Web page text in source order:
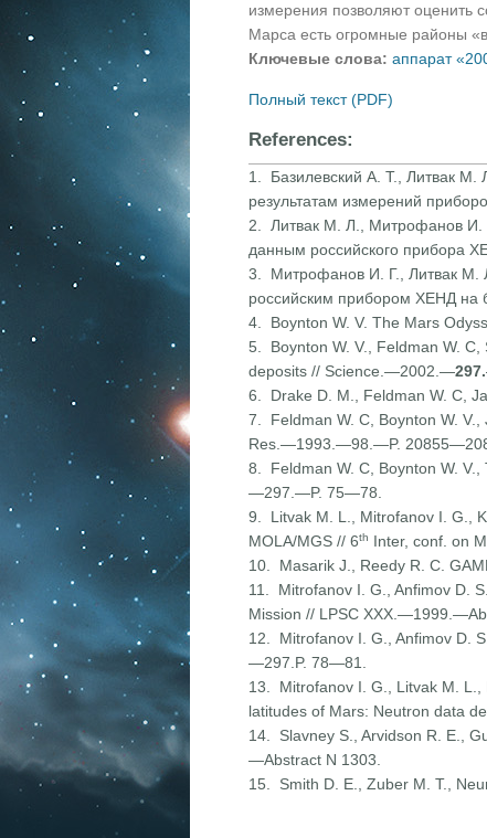
измерения позволяют оценить
Марса есть огромные районы
Ключевые слова: аппарат
Полный текст (PDF)
References:
1. Базилевский А. Т., Литвак М.
результатам измерений
2. Литвак М. Л., Митрофанов И.
данным российского прибора
3. Митрофанов И. Г., Литвак М.
российским прибором ХЕНД на
4. Boynton W. V. The Mars
5. Boynton W. V., Feldman W.
deposits // Science.—2002.—297.
6. Drake D. M., Feldman W. C,
7. Feldman W. C, Boynton W.
Res.—1993.—98.—P.
8. Feldman W. C, Boynton W.
—297.—P. 75—78.
9. Litvak M. L., Mitrofanov I. G.,
MOLA/MGS // 6th Inter, conf. on
10. Masarik J., Reedy R. C.
11. Mitrofanov I. G., Anfimov D.
Mission // LPSC
12. Mitrofanov I. G., Anfimov D.
—297.P. 78—81.
13. Mitrofanov I. G., Litvak M. L.,
latitudes of Mars: Neutron data
14. Slavney S., Arvidson R. E.,
—Abstract N 1303.
15. Smith D. E., Zuber M. Т.,